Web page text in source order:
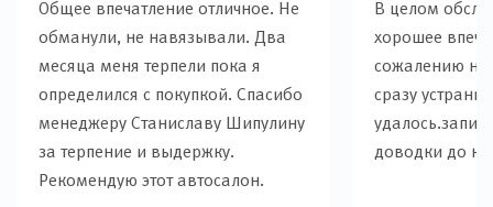
Общее впечатление отличное. Не
обманули, не навязывали. Два
месяца меня терпели пока я
определился с покупкой. Спасибо
менеджеру Станиславу Шипулину
за терпение и выдержку.
Рекомендую этот автосалон.
В целом
хорошее
сожалению
сразу
доводки до